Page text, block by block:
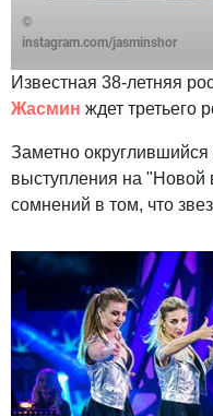
©
instagram.com/jasminshor
Известная 38-летняя
Жасмин ждет третьего
Заметно
выступления на "Новой
сомнений в том, что